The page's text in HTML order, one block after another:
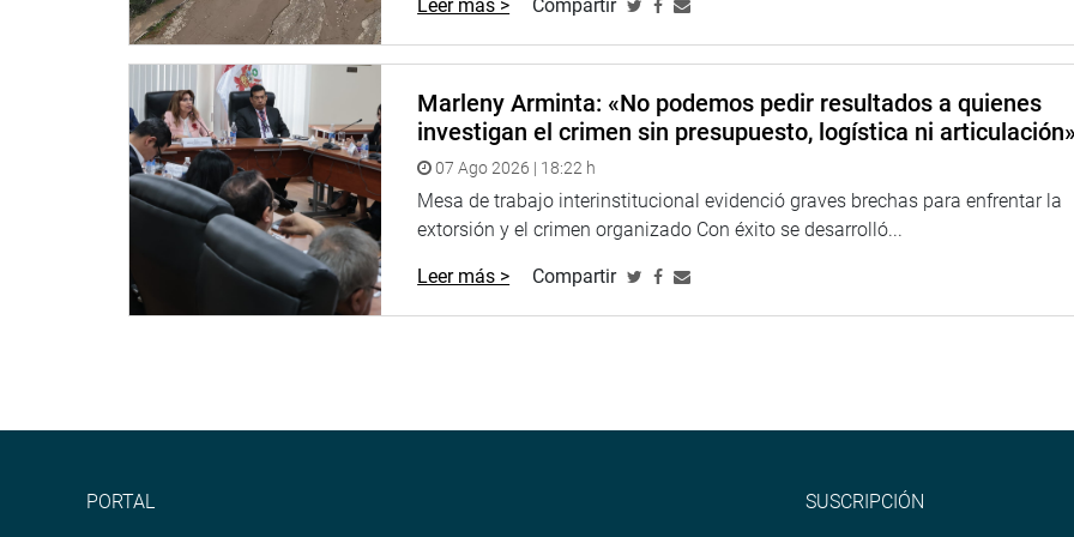
DESPACHO CONGRESAL Leer más > Compartir
Marleny Arminta: «No podemos pedir resultados a quienes
investigan el crimen sin presupuesto, logística ni articulación»
07 Ago 2026 | 18:22 h
Mesa de trabajo interinstitucional evidenció graves brechas para enfrentar la
extorsión y el crimen organizado Con éxito se desarrolló...
Leer más > Compartir
PORTAL SUSCRIPCIÓN